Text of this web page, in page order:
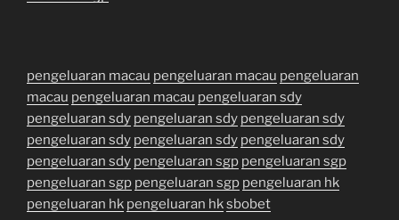
pengeluaran macau pengeluaran macau pengeluaran
macau pengeluaran macau pengeluaran sdy
pengeluaran sdy pengeluaran sdy pengeluaran sdy
pengeluaran sdy pengeluaran sdy pengeluaran sdy
pengeluaran sdy pengeluaran sgp pengeluaran sgp
pengeluaran sgp pengeluaran sgp pengeluaran hk
pengeluaran hk pengeluaran hksbobet